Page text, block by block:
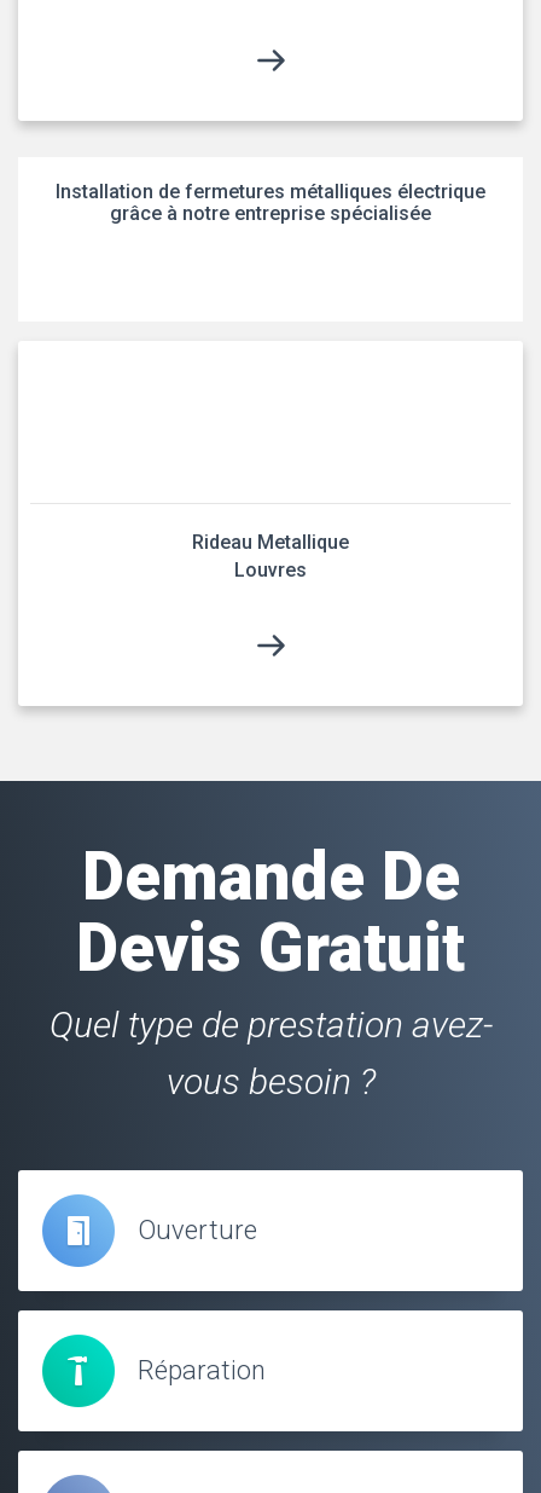
Installation de fermetures métalliques électrique
grâce à notre entreprise spécialisée
Rideau Metallique
Louvres
Demande De
Devis Gratuit
Quel type de prestation avez-
vous besoin ?
Ouverture
Réparation